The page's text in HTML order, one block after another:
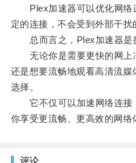
Plex加速器可以优化网络
定的连接，不会受到外部干扰
总而言之，Plex加速器是
无论你是需要更快的网上
还是想要流畅地观看高清流
选择。
它不仅可以加速网络连接
你享受更流畅、更高效的网络